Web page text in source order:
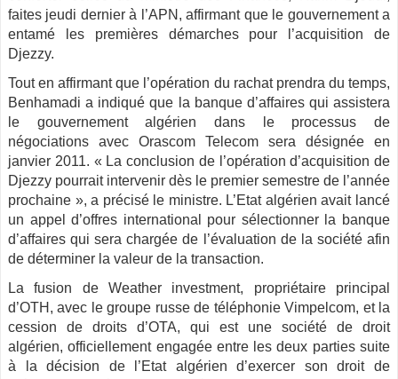
faites jeudi dernier à l’APN, affirmant que le gouvernement a
entamé les premières démarches pour l’acquisition de
Djezzy.
Tout en affirmant que l’opération du rachat prendra du temps,
Benhamadi a indiqué que la banque d’affaires qui assistera
le gouvernement algérien dans le processus de
négociations avec Orascom Telecom sera désignée en
janvier 2011. « La conclusion de l’opération d’acquisition de
Djezzy pourrait intervenir dès le premier semestre de l’année
prochaine », a précisé le ministre. L’Etat algérien avait lancé
un appel d’offres international pour sélectionner la banque
d’affaires qui sera chargée de l’évaluation de la société afin
de déterminer la valeur de la transaction.
La fusion de Weather investment, propriétaire principal
d’OTH, avec le groupe russe de téléphonie Vimpelcom, et la
cession de droits d’OTA, qui est une société de droit
algérien, officiellement engagée entre les deux parties suite
à la décision de l’Etat algérien d’exercer son droit de